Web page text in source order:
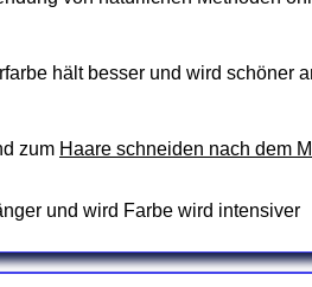
hält besser und wird schöner
zum Haare schneiden nach dem
und wird Farbe wird intensiver